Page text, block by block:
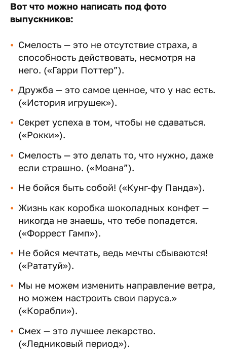
Вот что можно написать под фото
выпускников:
Смелость — это не отсутствие страха, а
способность действовать, несмотря на
него. («Гарри Поттер”).
Дружба — это самое ценное, что у нас есть.
(«История игрушек»).
Секрет успеха в том, чтобы не сдаваться.
(«Рокки»).
Смелость — это делать то, что нужно, даже
если страшно. («Моана”).
Не бойся быть собой! («Кунг-фу Панда»).
Жизнь как коробка шоколадных конфет —
никогда не знаешь, что тебе попадется.
(«Форрест Гамп»).
Не бойся мечтать, ведь мечты сбываются!
(«Рататуй»).
Мы не можем изменить направление ветра,
но можем настроить свои паруса.»
(«Корабли»).
Смех — это лучшее лекарство.
(«Ледниковый период»).